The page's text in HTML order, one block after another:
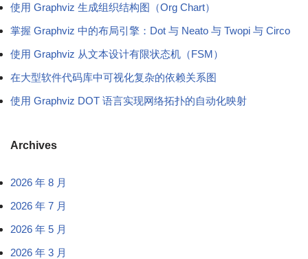
使用 Graphviz 生成组织结构图（Org Chart）
掌握 Graphviz 中的布局引擎：Dot 与 Neato 与 Twopi 与 Circo
使用 Graphviz 从文本设计有限状态机（FSM）
在大型软件代码库中可视化复杂的依赖关系图
使用 Graphviz DOT 语言实现网络拓扑的自动化映射
Archives
2026 年 8 月
2026 年 7 月
2026 年 5 月
2026 年 3 月